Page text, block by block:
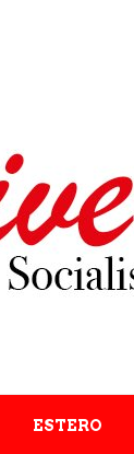
ESTERO